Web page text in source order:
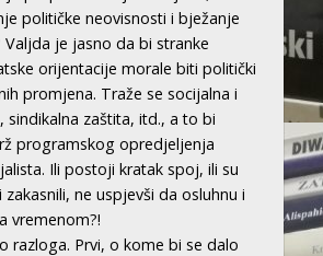
političke neovisnosti i bježanje
je jasno da bi stranke
orijentacije morale biti politički
promjena. Traže se socijalna i
sindikalna zaštita, itd., a to bi
programskog opredjeljenja
Ili postoji kratak spoj, ili su
ne uspjevši da osluhnu i
vremenom?!
razloga. Prvi, o kome bi se dalo